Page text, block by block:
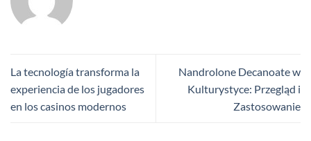
La tecnología transforma la
experiencia de los jugadores
en los casinos modernos
Nandrolone Decanoate w
Kulturystyce: Przegląd i
Zastosowanie